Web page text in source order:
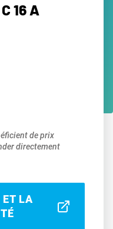
16 A
de prix
directement
LA